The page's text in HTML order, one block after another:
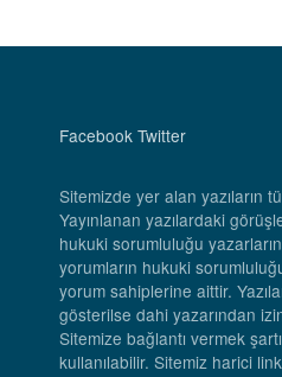
Facebook Twitter
Sitemizde yer alan yazıların
Yayınlanan yazılardaki
hukuki sorumluluğu
yorumların hukuki
yorum sahiplerine aittir.
gösterilse dahi yazarından
Sitemize bağlantı vermek
kullanılabilir. Sitemiz harici